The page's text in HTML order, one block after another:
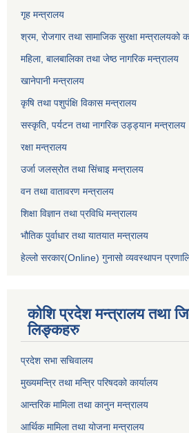
गृह मन्त्रालय
श्रम, रोजगार तथा सामाजिक सुरक्षा मन्त्रालयको
महिला, बालबालिका तथा जेष्ठ नागरिक मन्त्रालय
खानेपानी मन्त्रालय
कृषि तथा पशुपंक्षि विकास मन्त्रालय
सस्कृति, पर्यटन तथा नागरिक उड्ड्यान मन्त्रालय
रक्षा मन्त्रालय
उर्जा जलस्रोत तथा सिंचाइ मन्‍त्रालय
वन तथा वातावरण मन्त्रालय
शिक्षा विज्ञान तथा प्रविधि मन्त्रालय
भौतिक पुर्वाधार तथा यातयात मन्त्रालय
हेल्लो सरकार(Online) गुनासो व्यवस्थापन
कोशि प्रदेश मन्त्रालय तथा
लिङ्कहरु
प्रदेश सभा सचिवालय
मुख्यमन्त्रि तथा मन्त्रि परिषदको कार्यालय
आन्तरिक मामिला तथा कानुन मन्त्रालय
आर्थिक मामिला तथा योजना मन्त्रालय